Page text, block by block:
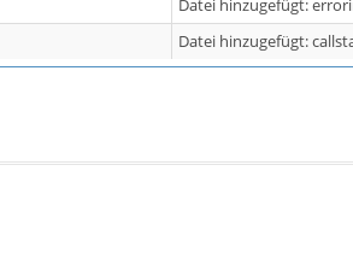
Datei hinzugefügt:
Datei hinzugefügt: